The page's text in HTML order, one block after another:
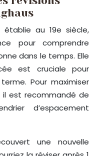
établie au 19e siècle,
pour comprendre
dans le temps. Elle
est cruciale pour
Pour maximiser
il est recommandé de
d’espacement
une nouvelle